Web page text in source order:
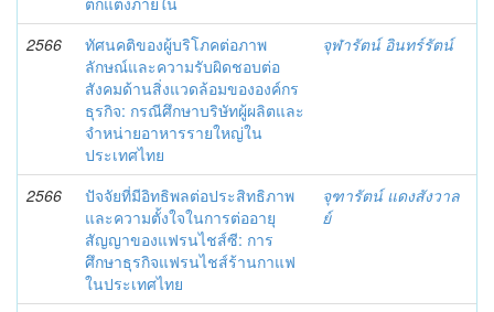
2566
ทัศนคติของผู้บริโภคต่อภาพ
ลักษณ์และความรับผิดชอบต่อ
สังคมด้านสิ่งแวดล้อมขององค์กร
ธุรกิจ: กรณีศึกษาบริษัทผู้ผลิตและ
จำหน่ายอาหารรายใหญ่ใน
ประเทศไทย
จุฬารัตน์ อินทร์รัตน์
2566
ปัจจัยที่มีอิทธิพลต่อประสิทธิภาพ
และความตั้งใจในการต่ออายุ
สัญญาของแฟรนไชส์ซี: การ
ศึกษาธุรกิจแฟรนไชส์ร้านกาแฟ
ในประเทศไทย
จุฑารัตน์ แดงสังวาล
ย์